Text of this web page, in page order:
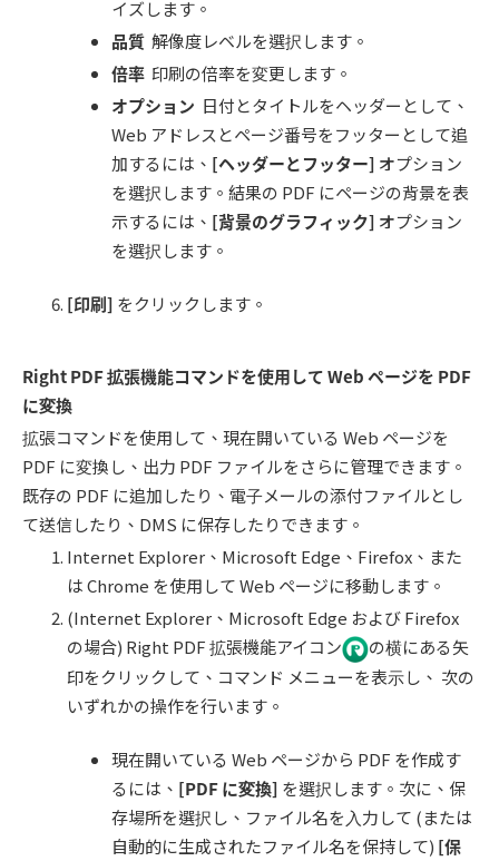
イズします。
品質 解像度レベルを選択します。
倍率 印刷の倍率を変更します。
オプション 日付とタイトルをヘッダーとして、
Web アドレスとページ番号をフッターとして追
加するには、 [ヘッダーとフッター] オプション
を選択します。結果の PDF にページの背景を表
示するには、 [背景のグラフィック] オプション
を選択します。
[印刷] をクリックします。
Right PDF拡張機能コマンドを使用してWebページを PDF
に変換
拡張コマンドを使用して、現在開いている Web ページを
PDF に変換し、出⼒ PDF ファイルをさらに管理できます。
既存の PDF に追加したり、電⼦メールの添付ファイルとし
て送信したり、DMS に保存したりできます。
Internet Explorer、Microsoft Edge、Firefox、また
は Chrome を使用して Web ページに移動します。
(Internet Explorer、Microsoft Edge および Firefox
の場合) Right PDF 拡張機能アイコン
の横にある矢
印をクリックして、コマンド メニューを表⽰し、 次の
いずれかの操作を行います。
現在開いている Web ページから PDF を作成す
るには、 [PDFに変換] を選択します。次に、保
存場所を選択し、ファイル名を⼊⼒して (または
自動的に生成されたファイル名を保持して) [保